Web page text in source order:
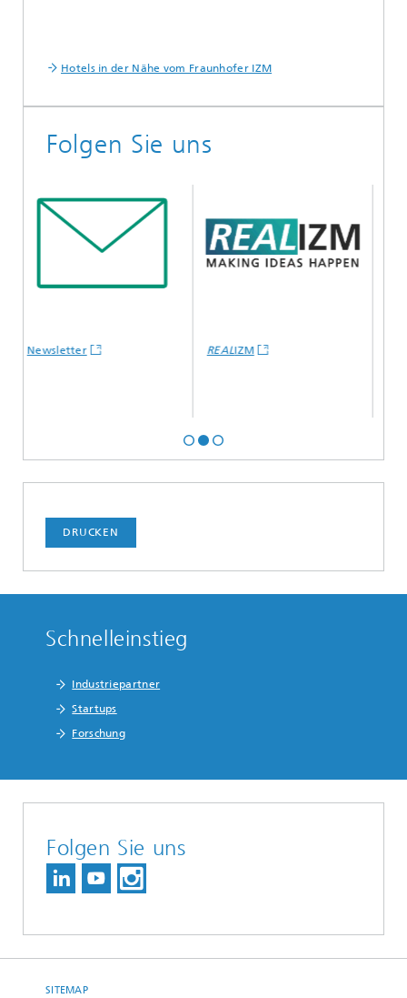
Hotels in der Nähe vom Fraunhofer IZM
Folgen Sie uns
Newsletter REALIZM
DRUCKEN
Schnelleinstieg
Industriepartner
Startups
Forschung
Folgen Sie uns
SITEMAP